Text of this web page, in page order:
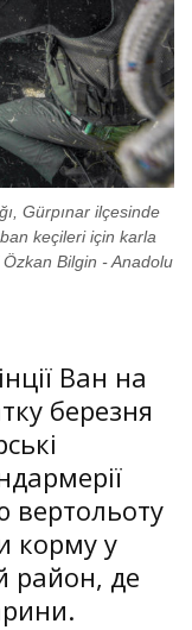
Gürpınar ilçesinde
keçileri için karla
Bilgin - Anadolu
Ван на
березня
вертольоту
корму у
район, де